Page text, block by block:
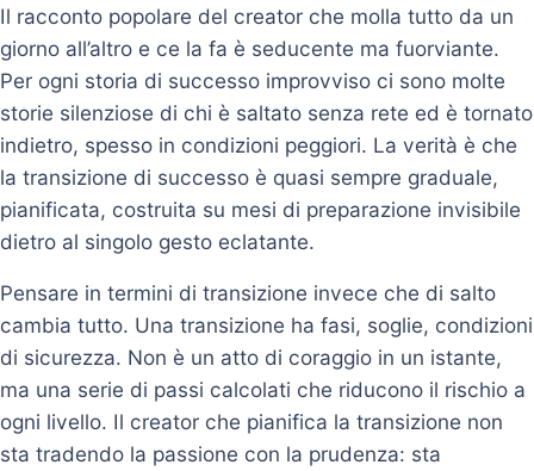
Il racconto popolare del creator che molla tutto da un
giorno all’altro e ce la fa è seducente ma fuorviante.
Per ogni storia di successo improvviso ci sono molte
storie silenziose di chi è saltato senza rete ed è tornato
indietro, spesso in condizioni peggiori. La verità è che
la transizione di successo è quasi sempre graduale,
pianificata, costruita su mesi di preparazione invisibile
dietro al singolo gesto eclatante.
Pensare in termini di transizione invece che di salto
cambia tutto. Una transizione ha fasi, soglie, condizioni
di sicurezza. Non è un atto di coraggio in un istante,
ma una serie di passi calcolati che riducono il rischio a
ogni livello. Il creator che pianifica la transizione non
sta tradendo la passione con la prudenza: sta